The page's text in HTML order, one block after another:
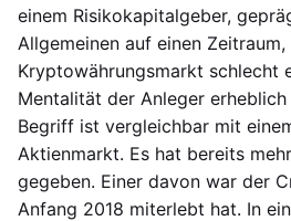
einem Risikokapitalgeber,
Allgemeinen auf einen
Kryptowährungsmarkt schlecht
Mentalität der Anleger
Begriff ist vergleichbar mit
Aktienmarkt. Es hat bereits
gegeben. Einer davon war der
Anfang 2018 miterlebt hat. In